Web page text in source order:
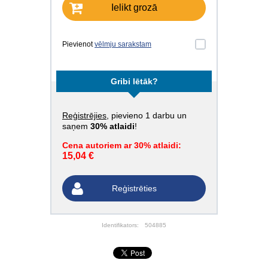
Ielikt grozā
Pievienotvēlmju sarakstam
Gribi lētāk?
Reģistrējies , pievieno 1 darbu un
saņem 30% atlaidi!
Cena autoriem ar 30% atlaidi:
15,04 €
Reģistrēties
Identifikators: 504885